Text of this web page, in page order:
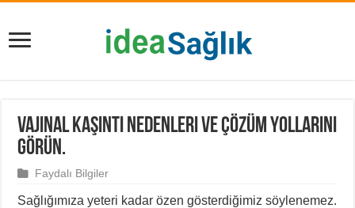
Vajinal Kaşıntı Nedenleri ve Çözüm Yollarını
Görün.
Faydalı Bilgiler
Sağlığımıza yeteri kadar özen gösterdiğimiz söylenemez.